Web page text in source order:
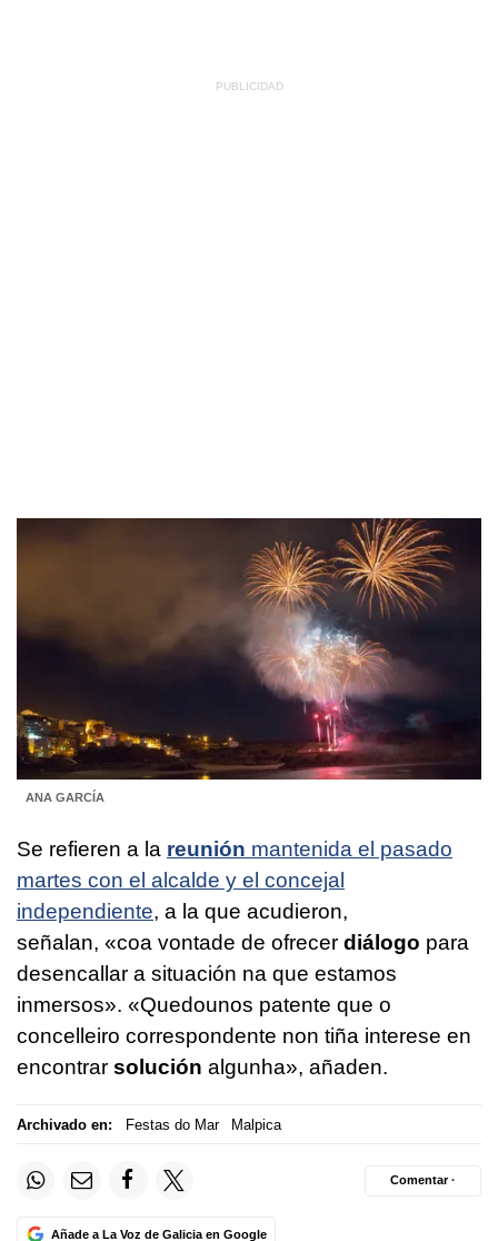
ANA GARCÍA
Se refieren a la reunión mantenida el pasado
martes con el alcalde y el concejal
independiente, a la que acudieron,
señalan, «coa vontade de ofrecer diálogo para
desencallar a situación na que estamos
inmersos». «Quedounos patente que o
concelleiro correspondente non tiña interese en
encontrar solución algunha», añaden.
Archivado en: Festas do Mar Malpica
Añade a La Voz de Galicia en Google
Comentar ·